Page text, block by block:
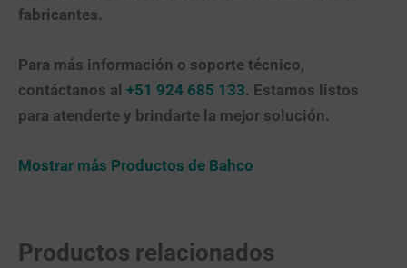
fabricantes.
Para más información o soporte técnico,
contáctanos al +51 924 685 133. Estamos listos
para atenderte y brindarte la mejor solución.
Mostrar más Productos de Bahco
Productos relacionados